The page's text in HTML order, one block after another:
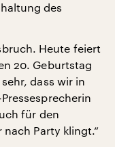
des
Heute feiert
20. Geburtstag
dass wir in
für den
nach Party klingt.“